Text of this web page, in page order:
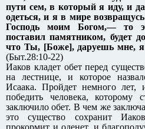
пути сем, в который я иду, и
одеться, и я в мире
Господь моим Богом,— то
поставил памятником, будет
что Ты, [Боже], даруешь мне, я
(Быт.28:10-22)
Иаков кладет обет перед
на лестнице, и которое
Исаака. Пройдет немного лет,
победить человека,
заключило обет. В чем же
это существо сохранит
прокормит и оденет, и